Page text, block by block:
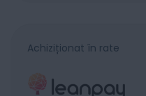
Achiziționat în rate